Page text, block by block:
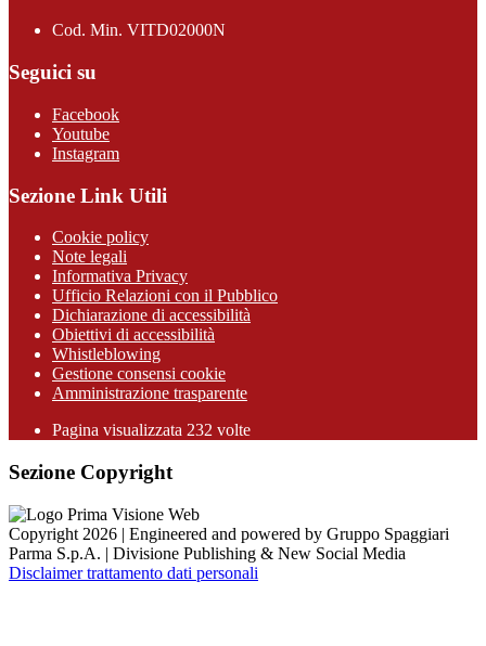
Cod. Min. VITD02000N
Seguici su
Facebook
Youtube
Instagram
Sezione Link Utili
Cookie policy
Note legali
Informativa Privacy
Ufficio Relazioni con il Pubblico
Dichiarazione di accessibilità
Obiettivi di accessibilità
Whistleblowing
Gestione consensi cookie
Amministrazione trasparente
Pagina visualizzata 232 volte
Sezione Copyright
Copyright 2026 | Engineered and powered by Gruppo Spaggiari
Parma S.p.A. | Divisione Publishing & New Social Media
Disclaimer trattamento dati personali